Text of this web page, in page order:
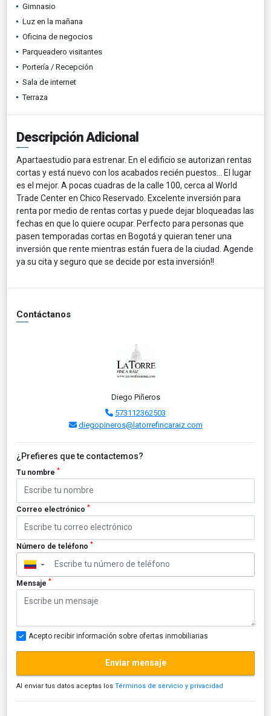
Gimnasio
Luz en la mañana
Oficina de negocios
Parqueadero visitantes
Portería / Recepción
Sala de internet
Terraza
Descripción Adicional
Apartaestudio para estrenar. En el edificio se autorizan rentas
cortas y está nuevo con los acabados recién puestos... El lugar
es el mejor. A pocas cuadras de la calle 100, cerca al World
Trade Center en Chico Reservado. Excelente inversión para
renta por medio de rentas cortas y puede dejar bloqueadas las
fechas en que lo quiere ocupar. Perfecto para personas que
pasen temporadas cortas en Bogotá y quieran tener una
inversión que rente mientras están fuera de la ciudad. Agende
ya su cita y seguro que se decide por esta inversión!!
Contáctanos
Diego Piñeros
573112362503
diegopineros@latorrefincaraiz.com
¿Prefieres que te contactemos?
Tu nombre *
Correo electrónico *
Número de teléfono *
▼
Mensaje *
Acepto recibir información sobre ofertas inmobiliarias
Enviar mensaje
Al enviar tus datos aceptas los Términos de servicio y privacidad